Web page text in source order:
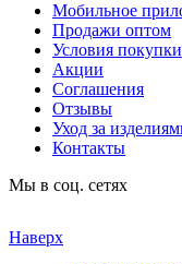
Мобильное
Продажи оптом
Условия покупки
Акции
Соглашения
Отзывы
Уход за
Контакты
Мы в соц. сетях
Наверх